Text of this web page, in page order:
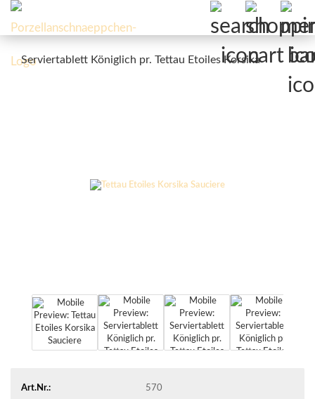
Serviertablett Königlich pr. Tettau Etoiles Korsika
Art.Nr.: 570